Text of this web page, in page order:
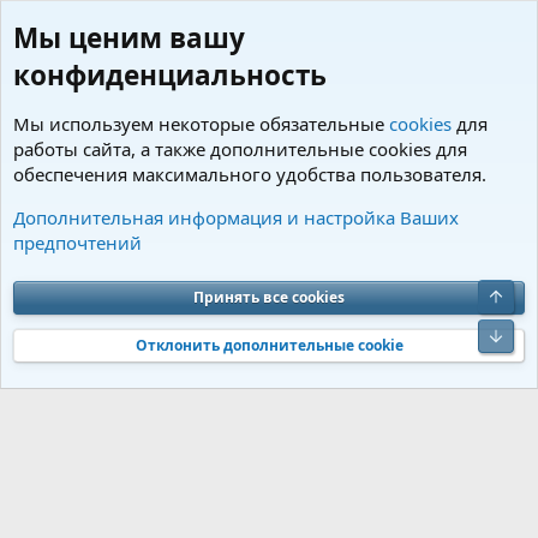
Теги
Cookies Charm by DCom
Обратная связь
Условия и правила
Политика конфиденциальности
Помощь
S
S
Community platform by XenForo® © 2010-2026 XenForo Ltd. Перевод от
Jumuro®|Media embeds via s9e/MediaSites
Мы ценим вашу
конфиденциальность
Мы используем некоторые обязательные cookies для
работы сайта, а также дополнительные cookies для
обеспечения максимального удобства пользователя.
Дополнительная информация и настройка Ваших
предпочтений
Принять все cookies
Отклонить дополнительные cookie
Верх
Низ